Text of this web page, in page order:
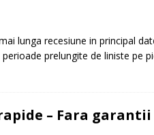
lunga recesiune in principal
prelungite de liniste pe
– Fara